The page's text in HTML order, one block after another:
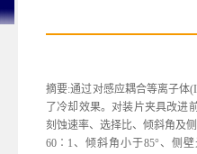
摘要:通过对感应耦合等离子体
了冷却效果。对装片夹具改进
刻蚀速率、选择比、倾斜角及
60∶1、倾斜角小于85°、侧